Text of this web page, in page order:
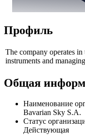
Профиль
The company operates
instruments and
Общая
Наименование
Bavarian Sky S.A.
Статус
Действующая